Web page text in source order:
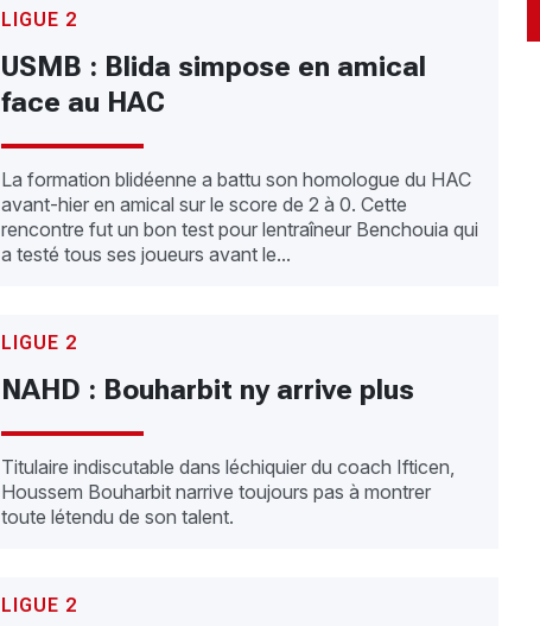
LIGUE 2
USMB : Blida simpose en amical
face au HAC
La formation blidéenne a battu son homologue du HAC
avant-hier en amical sur le score de 2 à 0. Cette
rencontre fut un bon test pour lentraîneur Benchouia qui
a testé tous ses joueurs avant le...
LIGUE 2
NAHD : Bouharbit ny arrive plus
Titulaire indiscutable dans léchiquier du coach Ifticen,
Houssem Bouharbit narrive toujours pas à montrer
toute létendu de son talent.
LIGUE 2